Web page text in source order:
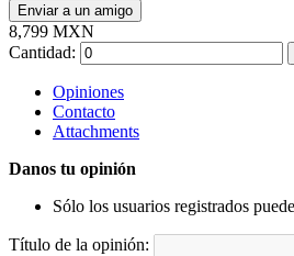
Enviar a un amigo
8,799 MXN
Cantidad:
Opiniones
Contacto
Attachments
Danos tu opinión
Sólo los usuarios registrados
Título de la opinión: